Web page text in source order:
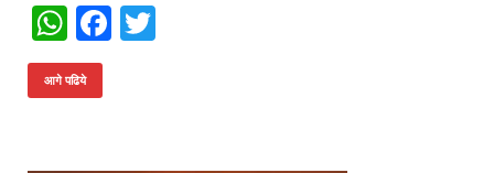
W
h
at
A
F
o
आगे पढिये